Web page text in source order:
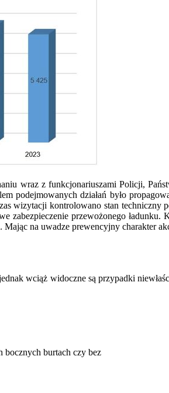
wraz z funkcjonariuszami Policji,
podejmowanych działań było
wizytacji kontrolowano stan techniczny
zabezpieczenie przewożonego ładunku.
Mając na uwadze prewencyjny charakter
wciąż widoczne są przypadki
bocznych burtach czy bez